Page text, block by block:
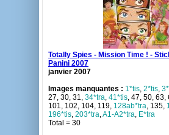
Totally Spies - Mission Time ! -
Panini 2007
janvier 2007
Images manquantes : 1*tis, 2*tis,
27, 30, 31, 34*tra, 41*tis, 47, 50, 63,
101, 102, 104, 119, 128ab*tra, 135,
196*tis, 203*tra,A1-A2*tra, E*tra
Total = 30